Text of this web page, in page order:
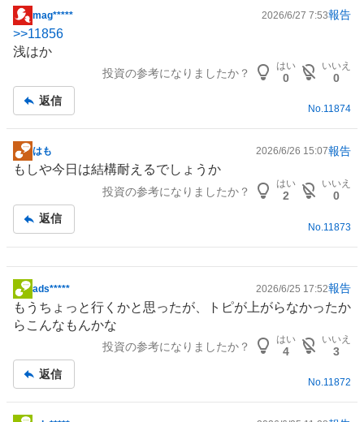
掲
示
板
mag***** 2026/6/27 7:53報告
>>11856
浅はか
投資の参考になりましたか？
はい
0
いいえ
0
返信
No.11874
掲
示
事
はも 2026/6/26 15:07報告
もしや今日は結構耐えるでしょうか
投資の参考になりましたか？
はい
2
いいえ
0
返信
No. 11873
掲
示
板
ads***** 2026/6/25 17:52報告
もうちょっと行くかと思ったが、トピが上がらなかったか
らこんなもんかな
投資の参考になりましたか？
はい
4
いいえ
3
返信
No.11872